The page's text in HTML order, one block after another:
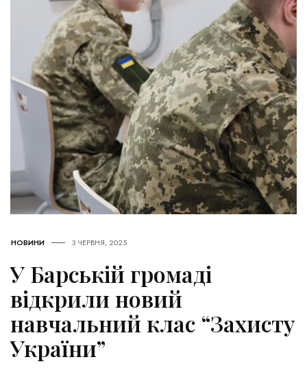
НОВИНИ 3 ЧЕРВНЯ, 2025
У Барській громаді
відкрили новий
навчальний клас “Захисту
України”